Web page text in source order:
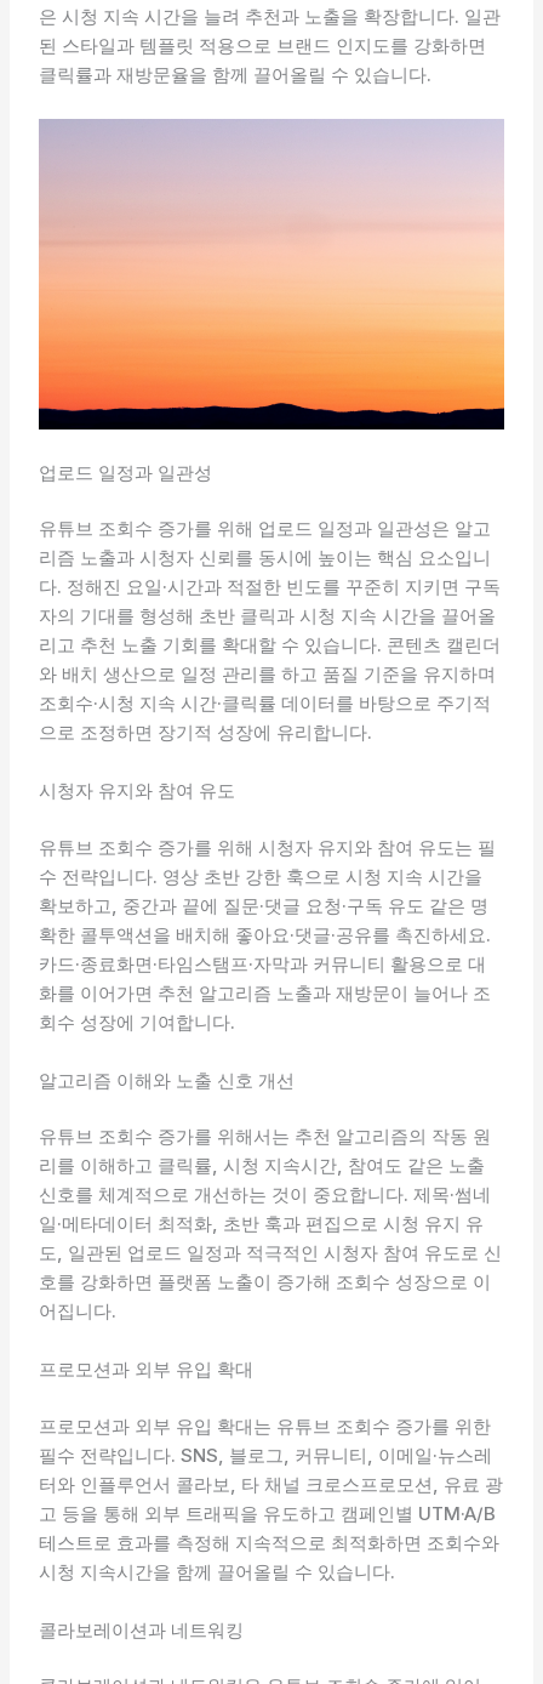
은 시청 지속 시간을 늘려 추천과 노출을 확장합니다. 일관
된 스타일과 템플릿 적용으로 브랜드 인지도를 강화하면
클릭률과 재방문율을 함께 끌어올릴 수 있습니다.
업로드 일정과 일관성
유튜브 조회수 증가를 위해 업로드 일정과 일관성은 알고
리즘 노출과 시청자 신뢰를 동시에 높이는 핵심 요소입니
다. 정해진 요일·시간과 적절한 빈도를 꾸준히 지키면 구독
자의 기대를 형성해 초반 클릭과 시청 지속 시간을 끌어올
리고 추천 노출 기회를 확대할 수 있습니다. 콘텐츠 캘린더
와 배치 생산으로 일정 관리를 하고 품질 기준을 유지하며
조회수·시청 지속 시간·클릭률 데이터를 바탕으로 주기적
으로 조정하면 장기적 성장에 유리합니다.
시청자 유지와 참여 유도
유튜브 조회수 증가를 위해 시청자 유지와 참여 유도는 필
수 전략입니다. 영상 초반 강한 훅으로 시청 지속 시간을
확보하고, 중간과 끝에 질문·댓글 요청·구독 유도 같은 명
확한 콜투액션을 배치해 좋아요·댓글·공유를 촉진하세요.
카드·종료화면·타임스탬프·자막과 커뮤니티 활용으로 대
화를 이어가면 추천 알고리즘 노출과 재방문이 늘어나 조
회수 성장에 기여합니다.
알고리즘 이해와 노출 신호 개선
유튜브 조회수 증가를 위해서는 추천 알고리즘의 작동 원
리를 이해하고 클릭률, 시청 지속시간, 참여도 같은 노출
신호를 체계적으로 개선하는 것이 중요합니다. 제목·썸네
일·메타데이터 최적화, 초반 훅과 편집으로 시청 유지 유
도, 일관된 업로드 일정과 적극적인 시청자 참여 유도로 신
호를 강화하면 플랫폼 노출이 증가해 조회수 성장으로 이
어집니다.
프로모션과 외부 유입 확대
프로모션과 외부 유입 확대는 유튜브 조회수 증가를 위한
필수 전략입니다. SNS, 블로그, 커뮤니티, 이메일·뉴스레
터와 인플루언서 콜라보, 타 채널 크로스프로모션, 유료 광
고 등을 통해 외부 트래픽을 유도하고 캠페인별 UTM·A/B
테스트로 효과를 측정해 지속적으로 최적화하면 조회수와
시청 지속시간을 함께 끌어올릴 수 있습니다.
콜라보레이션과 네트워킹